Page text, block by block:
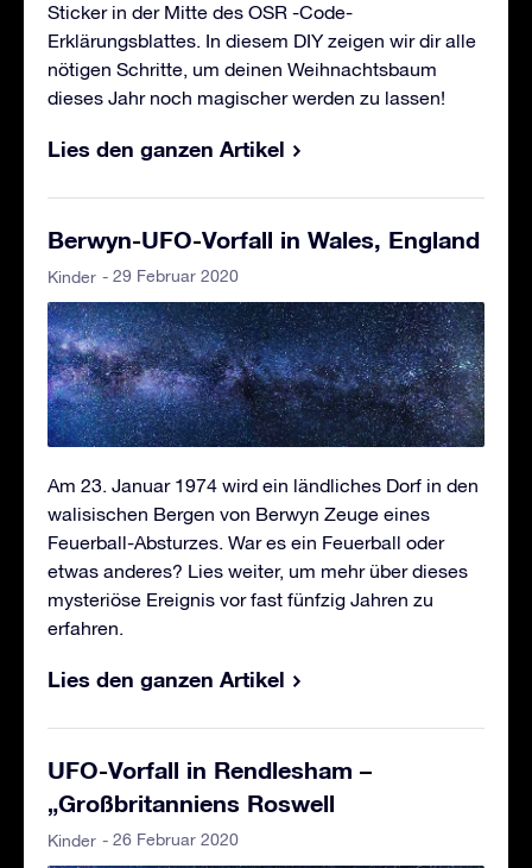
Sticker in der Mitte des OSR -Code-
Erklärungsblattes. In diesem DIY zeigen wir dir alle
nötigen Schritte, um deinen Weihnachtsbaum
dieses Jahr noch magischer werden zu lassen!
Lies den ganzen Artikel
Berwyn-UFO-Vorfall in Wales, England
Kinder - 29 Februar 2020
Am 23. Januar 1974 wird ein ländliches Dorf in den
walisischen Bergen von Berwyn Zeuge eines
Feuerball-Absturzes. War es ein Feuerball oder
etwas anderes? Lies weiter, um mehr über dieses
mysteriöse Ereignis vor fast fünfzig Jahren zu
erfahren.
Lies den ganzen Artikel
UFO-Vorfall in Rendlesham –
„Großbritanniens Roswell
Kinder - 26 Februar 2020